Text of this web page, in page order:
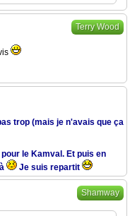
Terry Wood
trop (mais je n'avais que ça
le Kamval. Et puis en
Je suis repartit
Shamway